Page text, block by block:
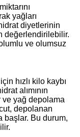
yağları
diyetlerinin
değerlendirilebilir.
ve olumsuz
hızlı kilo kaybı
alımının
ve yağ depolama
depolanan
başlar. Bu durum,